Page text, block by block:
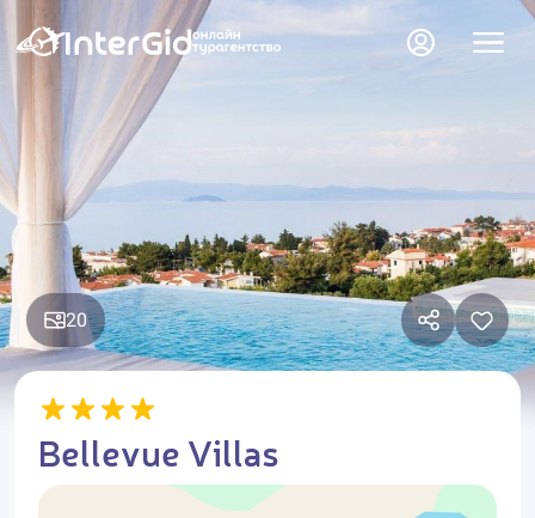
20
Bellevue Villas